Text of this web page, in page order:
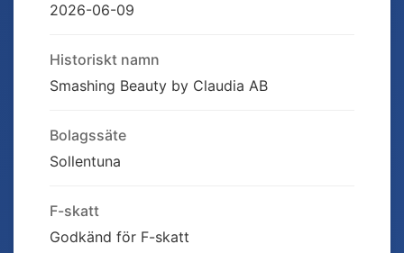
2026-06-09
Historiskt namn
Smashing Beauty by Claudia AB
Bolagssäte
Sollentuna
F-skatt
Godkänd för F-skatt